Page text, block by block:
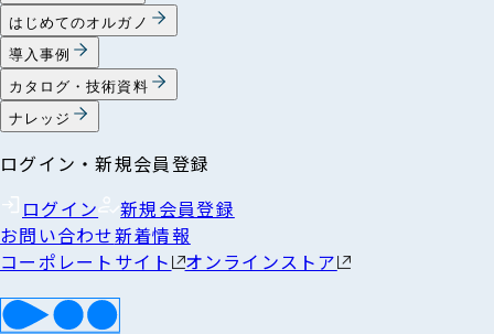
はじめてのオルガノ
導入事例
カタログ・技術資料
ナレッジ
ログイン・新規会員登録
ログイン
新規会員登録
お問い合わせ新着情報
コーポレートサイト
オンラインストア